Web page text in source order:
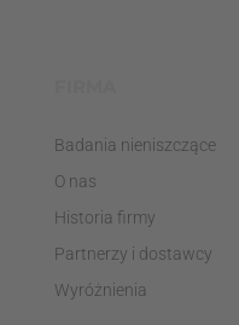
Badania nieniszczące
O nas
Historia firmy
Partnerzy i dostawcy
Wyróżnienia